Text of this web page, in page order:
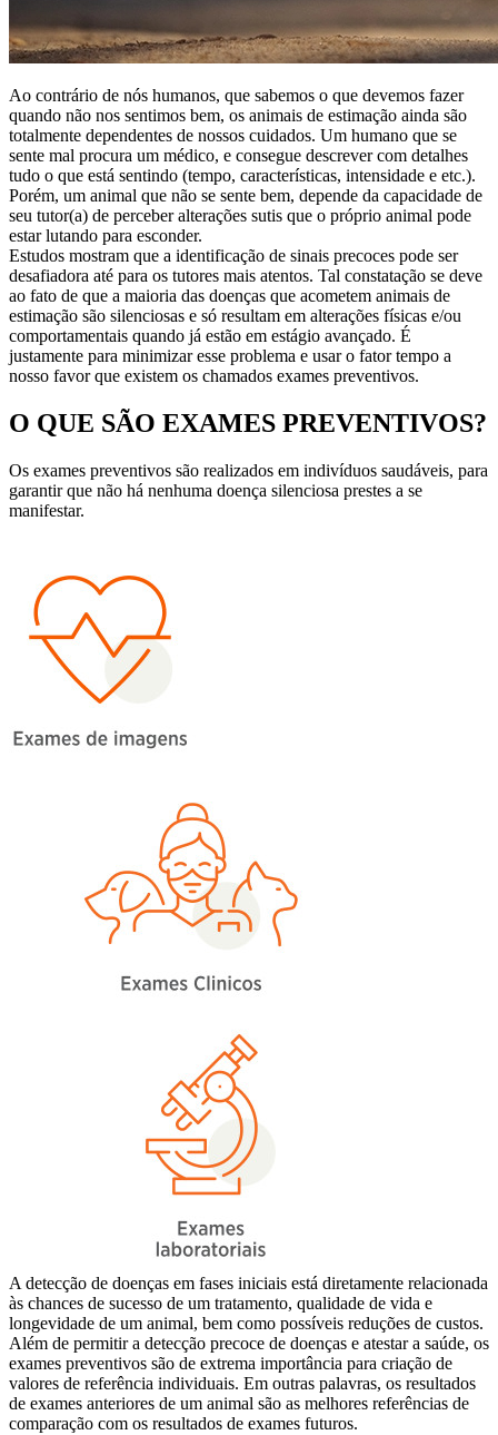
Ao contrário de nós humanos, que sabemos o que devemos fazer
quando não nos sentimos bem, os animais de estimação ainda são
totalmente dependentes de nossos cuidados. Um humano que se
sente mal procura um médico, e consegue descrever com detalhes
tudo o que está sentindo (tempo, características, intensidade e etc.).
Porém, um animal que não se sente bem, depende da capacidade de
seu tutor(a) de perceber alterações sutis que o próprio animal pode
estar lutando para esconder.
Estudos mostram que a identificação de sinais precoces pode ser
desafiadora até para os tutores mais atentos. Tal constatação se deve
ao fato de que a maioria das doenças que acometem animais de
estimação são silenciosas e só resultam em alterações físicas e/ou
comportamentais quando já estão em estágio avançado. É
justamente para minimizar esse problema e usar o fator tempo a
nosso favor que existem os chamados exames preventivos.
O QUE SÃO EXAMES PREVENTIVOS?
Os exames preventivos são realizados em indivíduos saudáveis, para
garantir que não há nenhuma doença silenciosa prestes a se
manifestar.
A detecção de doenças em fases iniciais está diretamente relacionada
às chances de sucesso de um tratamento, qualidade de vida e
longevidade de um animal, bem como possíveis reduções de custos.
Além de permitir a detecção precoce de doenças e atestar a saúde, os
exames preventivos são de extrema importância para criação de
valores de referência individuais. Em outras palavras, os resultados
de exames anteriores de um animal são as melhores referências de
comparação com os resultados de exames futuros.